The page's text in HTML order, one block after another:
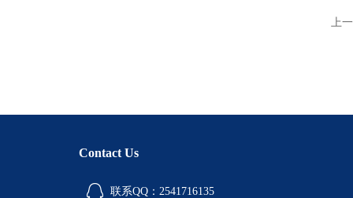
上
Contact Us
联系QQ：2541716135